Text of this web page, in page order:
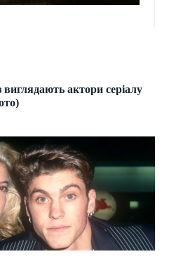
актори серіалу